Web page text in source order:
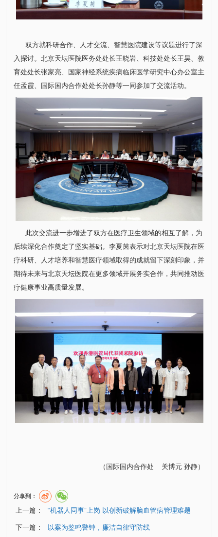
双方就科研合作、人才交流、智慧医院建设等议题进行了深
入探讨。北京天坛医院医务处处长王晓岩、 科技处处长王昊、 教
育处处长张家亮、 国家神经系统疾病临床医学研究中心办公室主
任孟霞、
国际国内合作处处长孙静等一同参加了交流活动。
此次交流进一步增进了双方在医疗卫生领域的相互了解，为
后续深化合作奠定了坚实基础。李夏茵表示对北京天坛医院在医
疗科研、人才培养和智慧医疗领域取得的成就留下深刻印象，并
期待未来与北京天坛医院在更多领域开展务实合作，共同推动医
疗健康事业高质量发展。
（ 国际国内合作处 关博元孙静）
分享到：
上一篇： “机器人同事”上岗 以创新破解脑血管病管理难题
下一篇： 以案为鉴鸣警钟，廉洁自律守防线